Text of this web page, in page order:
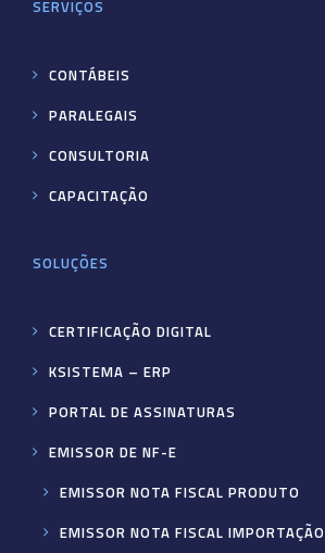
SERVIÇOS
CONTÁBEIS
PARALEGAIS
CONSULTORIA
CAPACITAÇÃO
SOLUÇÕES
CERTIFICAÇÃO DIGITAL
KSISTEMA – ERP
PORTAL DE ASSINATURAS
EMISSOR DE NF-E
EMISSOR NOTA FISCAL PRODUTO
EMISSOR NOTA FISCAL IMPORTAÇÃO